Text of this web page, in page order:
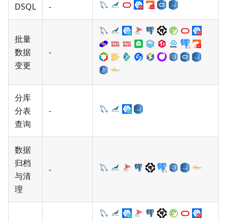
DSQL -
批量
数据
变更
-
分库
分表
查询
-
数据
归档
与清
理
-